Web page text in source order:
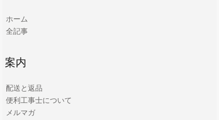
ホーム
全記事
案内
配送と返品
便利工事士について
メルマガ